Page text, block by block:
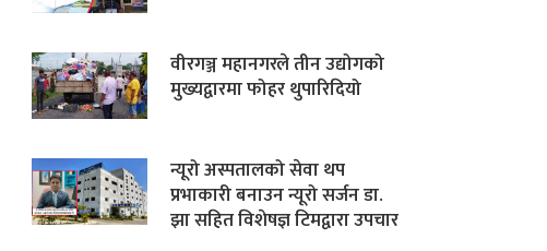
वीरगञ्ज महानगरले तीन उद्योगको
मुख्यद्वारमा फोहर थुपारिदियो
न्यूरो अस्पतालको सेवा थप
प्रभाकारी बनाउन न्यूरो सर्जन डा.
झा सहित विशेषज्ञ टिमद्वारा उपचार